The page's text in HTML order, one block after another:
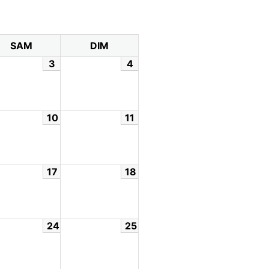
SAM
DIM
3
4
10 11
17 18
24 25